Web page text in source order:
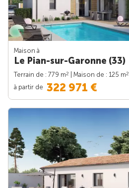
Maison à
Le Pian-sur-Garonne (33)
Terrain de : 779 m2 | Maison de : 125 m2
à partir de 322 971 €